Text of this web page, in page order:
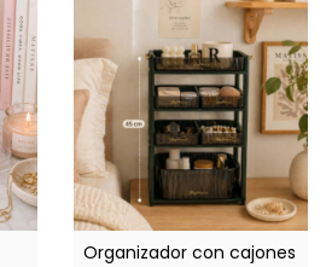
Organizador con cajones